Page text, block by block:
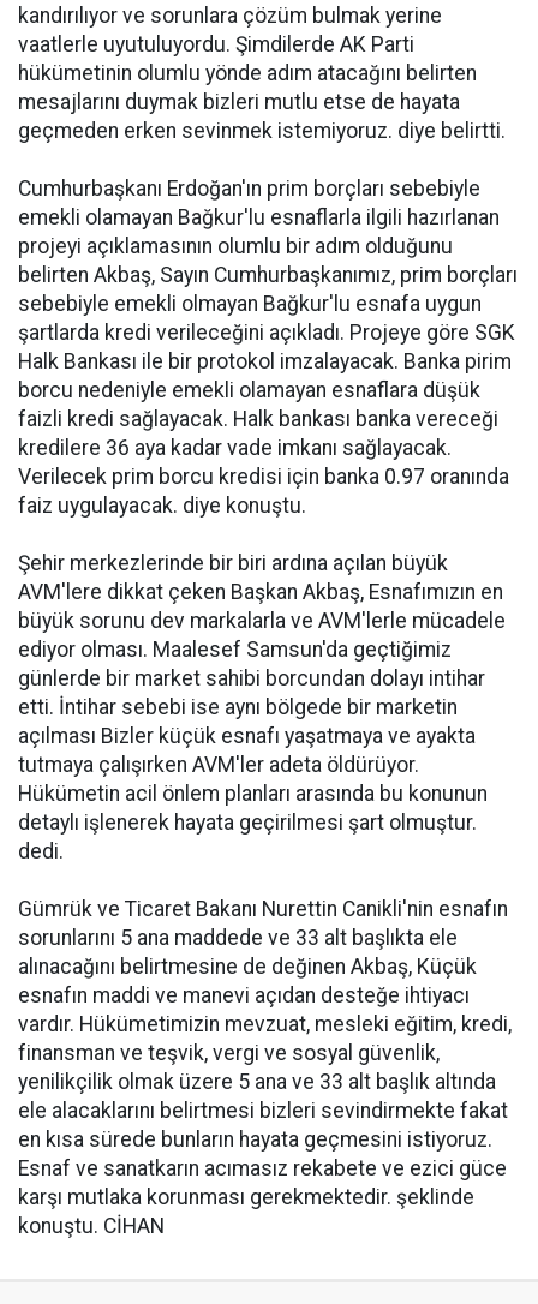
kandırılıyor ve sorunlara çözüm bulmak yerine
vaatlerle uyutuluyordu. Şimdilerde AK Parti
hükümetinin olumlu yönde adım atacağını belirten
mesajlarını duymak bizleri mutlu etse de hayata
geçmeden erken sevinmek istemiyoruz. diye belirtti.
Cumhurbaşkanı Erdoğan'ın prim borçları sebebiyle
emekli olamayan Bağkur'lu esnaflarla ilgili hazırlanan
projeyi açıklamasının olumlu bir adım olduğunu
belirten Akbaş, Sayın Cumhurbaşkanımız, prim borçları
sebebiyle emekli olmayan Bağkur'lu esnafa uygun
şartlarda kredi verileceğini açıkladı. Projeye göre SGK
Halk Bankası ile bir protokol imzalayacak. Banka pirim
borcu nedeniyle emekli olamayan esnaflara düşük
faizli kredi sağlayacak. Halk bankası banka vereceği
kredilere 36 aya kadar vade imkanı sağlayacak.
Verilecek prim borcu kredisi için banka 0.97 oranında
faiz uygulayacak. diye konuştu.
Şehir merkezlerinde bir biri ardına açılan büyük
AVM'lere dikkat çeken Başkan Akbaş, Esnafımızın en
büyük sorunu dev markalarla ve AVM'lerle mücadele
ediyor olması. Maalesef Samsun'da geçtiğimiz
günlerde bir market sahibi borcundan dolayı intihar
etti. İntihar sebebi ise aynı bölgede bir marketin
açılması Bizler küçük esnafı yaşatmaya ve ayakta
tutmaya çalışırken AVM'ler adeta öldürüyor.
Hükümetin acil önlem planları arasında bu konunun
detaylı işlenerek hayata geçirilmesi şart olmuştur.
dedi.
Gümrük ve Ticaret Bakanı Nurettin Canikli'nin esnafın
sorunlarını 5 ana maddede ve 33 alt başlıkta ele
alınacağını belirtmesine de değinen Akbaş, Küçük
esnafın maddi ve manevi açıdan desteğe ihtiyacı
vardır. Hükümetimizin mevzuat, mesleki eğitim, kredi,
finansman ve teşvik, vergi ve sosyal güvenlik,
yenilikçilik olmak üzere 5 ana ve 33 alt başlık altında
ele alacaklarını belirtmesi bizleri sevindirmekte fakat
en kısa sürede bunların hayata geçmesini istiyoruz.
Esnaf ve sanatkarın acımasız rekabete ve ezici güce
karşı mutlaka korunması gerekmektedir. şeklinde
konuştu. CİHAN